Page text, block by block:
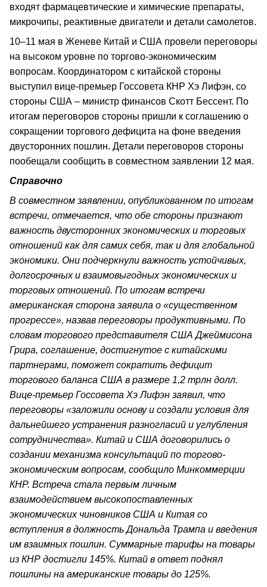
входят фармацевтические и химические препараты,
микрочипы, реактивные двигатели и детали самолетов.
10–11 мая в Женеве Китай и США провели переговоры
на высоком уровне по торгово-экономическим
вопросам. Координатором с китайской стороны
выступил вице-премьер Госсовета КНР Хэ Лифэн, со
стороны США – министр финансов Скотт Бессент. По
итогам переговоров стороны пришли к соглашению о
сокращении торгового дефицита на фоне введения
двусторонних пошлин. Детали переговоров стороны
пообещали сообщить в совместном заявлении 12 мая.
Справочно
В совместном заявлении, опубликованном по итогам
встречи, отмечается, что обе стороны признают
важность двусторонних экономических и торговых
отношений как для самих себя, так и для глобальной
экономики. Они подчеркнули важность устойчивых,
долгосрочных и взаимовыгодных экономических и
торговых отношений. По итогам встречи
американская сторона заявила о «существенном
прогрессе», назвав переговоры продуктивными. По
словам торгового представителя США Джеймисона
Грира, соглашение, достигнутое с китайскими
партнерами, поможет сократить дефицит
торгового баланса США в размере 1,2 трлн долл.
Вице-премьер Госсовета Хэ Лифэн заявил, что
переговоры «заложили основу и создали условия для
дальнейшего устранения разногласий и углубления
сотрудничества». Китай и США договорились о
создании механизма консультаций по торгово-
экономическим вопросам, сообщило Минкоммерции
КНР. Встреча стала первым личным
взаимодействием высокопоставленных
экономических чиновников США и Китая со
вступления в должность Дональда Трампа и введения
им взаимных пошлин. Суммарные тарифы на товары
из КНР достигли 145%. Китай в ответ поднял
пошлины на американские товары до 125%.